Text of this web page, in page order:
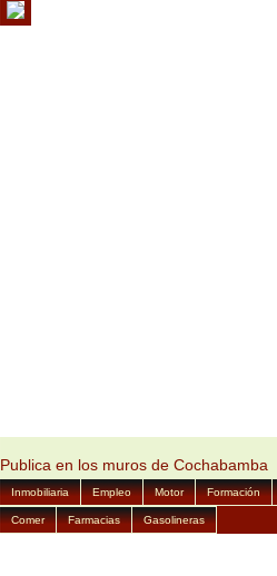
Publica en los muros de Cochabamba
Inmobiliaria Empleo Motor Formación
Comer Farmacias Gasolineras